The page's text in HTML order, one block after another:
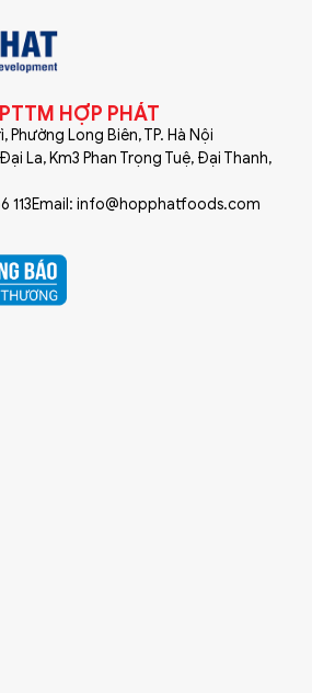
HỢP PHÁT
Phường Long Biên, TP. Hà Nội
La, Km3 Phan Trọng Tuệ, Đại Thanh,
113Email: info@hopphatfoods.com